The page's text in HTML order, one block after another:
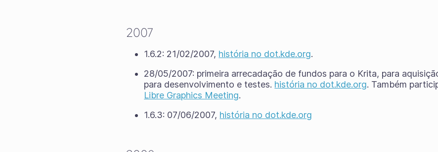
2007
1.6.2: 21/02/2007, história no dot.kde.org.
28/05/2007: primeira arrecadação de fundos para o Krita, para
para desenvolvimento e testes. história no dot.kde.org. Também
Libre Graphics Meeting.
1.6.3: 07/06/2007, história no dot.kde.org